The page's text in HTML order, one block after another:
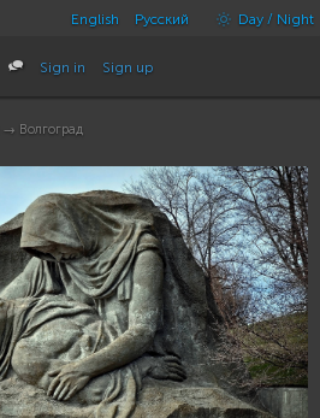
English Русский Day / Night
Sign in Sign up
→ Волгоград